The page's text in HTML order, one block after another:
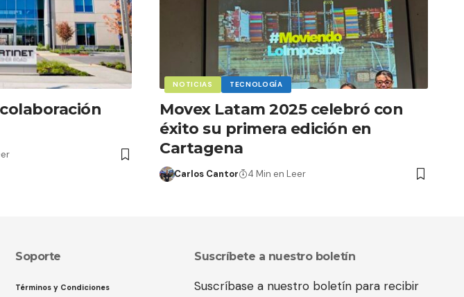
NOTICIAS TECNOLOGÍA
Movex Latam 2025 celebró con
éxito su primera edición en
Cartagena
Carlos Cantor 4 Min en Leer
Soporte
Términos y Condiciones
Suscríbete a nuestro boletín
Suscríbase a nuestro boletín para recibir